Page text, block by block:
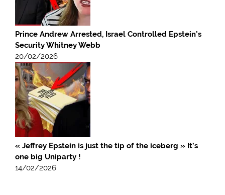
Prince Andrew Arrested, Israel Controlled Epstein’s
Security Whitney Webb
20/02/2026
« Jeffrey Epstein is just the tip of the iceberg » It’s
one big Uniparty !
14/02/2026